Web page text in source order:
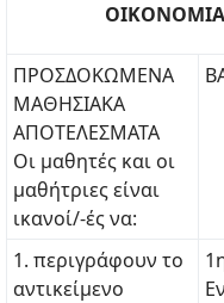
ΠΡΟΣΔΟΚΩΜΕΝΑ
ΜΑΘΗΣΙΑΚΑ
ΑΠΟΤΕΛΕΣΜΑΤΑ
Οι μαθητές και οι
μαθήτριες είναι
ικανοί/-ές να:
1. περιγράφουν το
αντικείμενο